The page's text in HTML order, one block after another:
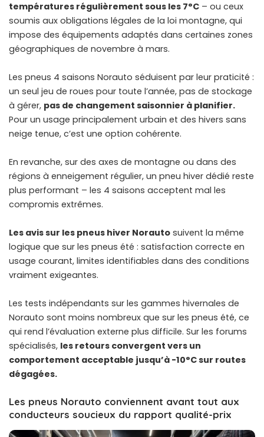
températures régulièrement sous les 7°C – ou ceux
soumis aux obligations légales de la loi montagne, qui
impose des équipements adaptés dans certaines zones
géographiques de novembre à mars.
Les pneus 4 saisons Norauto séduisent par leur praticité :
un seul jeu de roues pour toute l’année, pas de stockage
à gérer, pas de changement saisonnier à planifier.
Pour un usage principalement urbain et des hivers sans
neige tenue, c’est une option cohérente.
En revanche, sur des axes de montagne ou dans des
régions à enneigement régulier, un pneu hiver dédié reste
plus performant – les 4 saisons acceptent mal les
compromis extrêmes.
Les avis sur les pneus hiver Norauto suivent la même
logique que sur les pneus été : satisfaction correcte en
usage courant, limites identifiables dans des conditions
vraiment exigeantes.
Les tests indépendants sur les gammes hivernales de
Norauto sont moins nombreux que sur les pneus été, ce
qui rend l’évaluation externe plus difficile. Sur les forums
spécialisés, les retours convergent vers un
comportement acceptable jusqu’à -10°C sur routes
dégagées.
Les pneus Norauto conviennent avant tout aux
conducteurs soucieux du rapport qualité-prix